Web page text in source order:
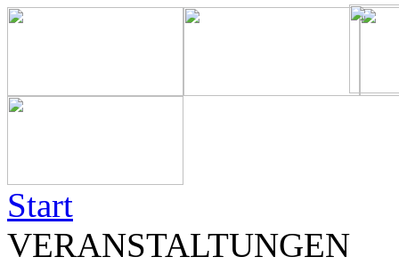
Start
VERANSTALTUNGEN